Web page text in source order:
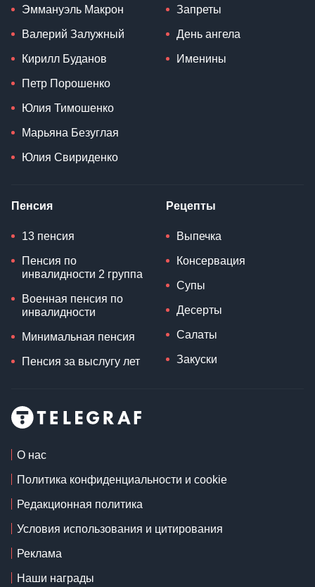
Эммануэль Макрон
Валерий Залужный
Кирилл Буданов
Петр Порошенко
Юлия Тимошенко
Марьяна Безуглая
Юлия Свириденко
Запреты
День ангела
Именины
Пенсия
13 пенсия
Пенсия по
инвалидности 2 группа
Военная пенсия по
инвалидности
Минимальная пенсия
Пенсия за выслугу лет
Рецепты
Выпечка
Консервация
Супы
Десерты
Салаты
Закуски
О нас
Политика конфиденциальности и cookie
Редакционная политика
Условия использования и цитирования
Реклама
Наши награды